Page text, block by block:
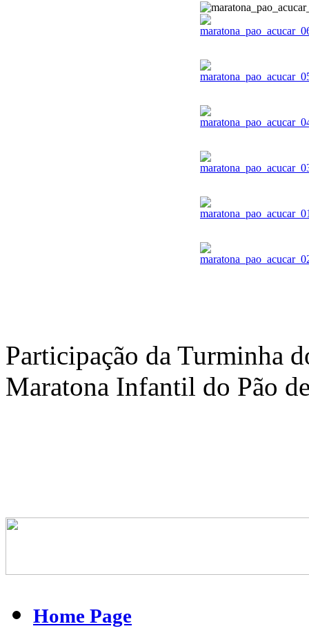
Participação da Turminha
Maratona Infantil do Pão
Home Page